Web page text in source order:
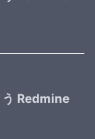
う Redmine